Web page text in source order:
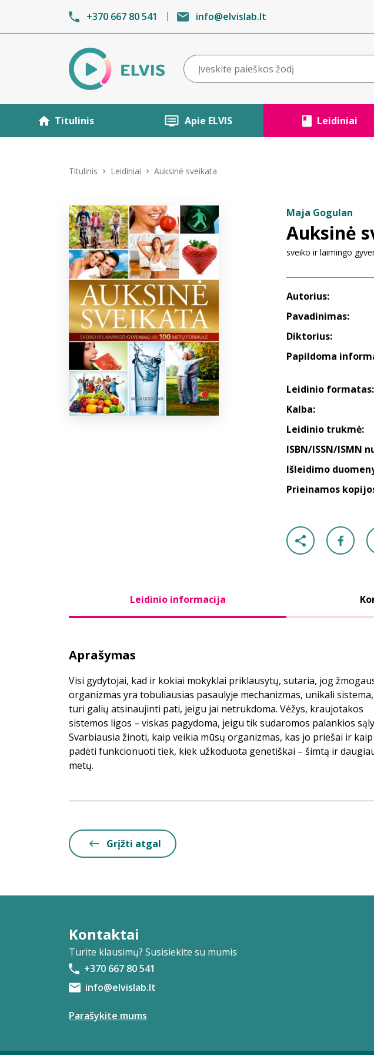
+370 667 80 541 info@elvislab.lt
Titulinis Apie ELVIS Leidiniai
Titulinis Leidiniai Auksinė sveikata
Maja Gogulan
Auksinė
sveiko ir laimingo
Autorius:
Pavadinimas:
Diktorius:
Papildoma
Leidinio formatas:
Kalba:
Leidinio trukmė:
ISBN/ISSN/ISMN
Išleidimo
Prieinamos
Leidinio informacija
Aprašymas
Visi gydytojai, kad ir kokiai mokyklai priklausytų, sutaria, jog
organizmas yra tobuliausias pasaulyje mechanizmas, unikali
turi galių atsinaujinti pati, jeigu jai netrukdoma. Vėžys, kraujotakos
sistemos ligos – viskas pagydoma, jeigu tik sudaromos palankios
Svarbiausia žinoti, kaip veikia mūsų organizmas, kas jo priešai ir
padėti funkcionuoti tiek, kiek užkoduota genetiškai – šimtą ir
metų.
Grįžti atgal
Kontaktai
Turite klausimų? Susisiekite su mumis
+370 667 80 541
info@elvislab.lt
Parašykite mums